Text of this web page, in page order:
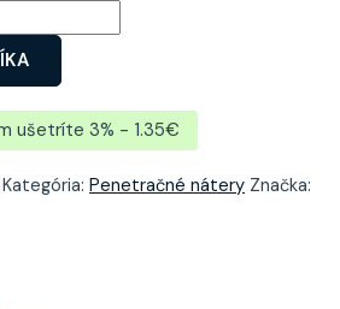
ušetríte 3% - 1.35€
Kategória: Penetračné nátery Značka: